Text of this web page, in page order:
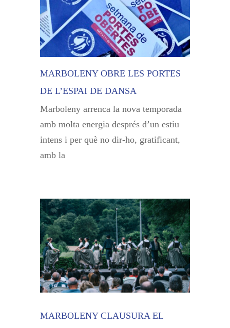
MARBOLENY OBRE LES PORTES
DE L’ESPAI DE DANSA
Marboleny arrenca la nova temporada
amb molta energia després d’un estiu
intens i per què no dir-ho, gratificant,
amb la
MARBOLENY CLAUSURA EL